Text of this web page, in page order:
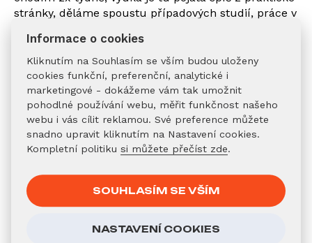
stránky, děláme spoustu případových studií, práce v
mám ze všech koutů světa.
Informace o cookies
Kliknutím na Souhlasím se vším budou uloženy
cookies funkční, preferenční, analytické i
marketingové - dokážeme vám tak umožnit
pohodlné používání webu, měřit funkčnost našeho
webu i vás cílit reklamou. Své preference můžete
snadno upravit kliknutím na Nastavení cookies.
Kompletní politikusi můžete přečíst zde.
SOUHLASÍM SE VŠÍM
NASTAVENÍ COOKIES